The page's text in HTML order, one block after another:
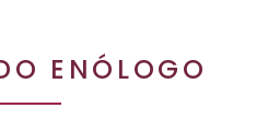
ENÓLOGO